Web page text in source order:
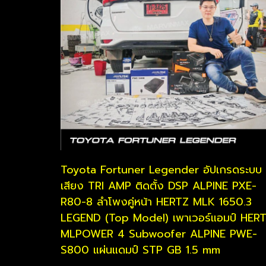
Toyota Fortuner Legender อัปเกรดระบบ
เสียง TRI AMP ติดตั้ง DSP ALPINE PXE-
R80-8 ลำโพงคู่หน้า HERTZ MLK 1650.3
LEGEND (Top Model) เพาเวอร์แอมป์
MLPOWER 4 Subwoofer ALPINE PWE-
S800 แผ่นแดมป์ STP GB 1.5 mm